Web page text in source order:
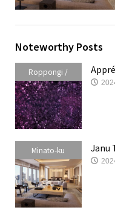
Noteworthy Posts
Roppongi /
Akasaka /
Azabudai
Minato-ku Janu